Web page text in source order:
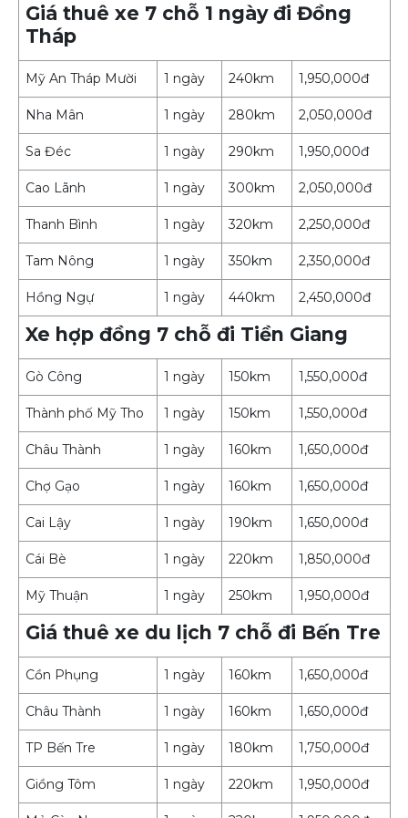
Giá thuê xe 7 chỗ 1 ngày đi Đồng
Tháp
Mỹ An Tháp Mười 1 ngày 240km 1,950,000đ
Nha Mân 1 ngày 280km 2,050,000đ
Sa Đéc 1 ngày 290km 1,950,000đ
Cao Lãnh 1 ngày 300km 2,050,000đ
Thanh Bình 1 ngày 320km 2,250,000đ
Tam Nông 1 ngày 350km 2,350,000đ
Hồng Ngự 1 ngày 440km 2,450,000đ
Xe hợp đồng 7 chỗ đi Tiền Giang
Gò Công 1 ngày 150km 1,550,000đ
Thành phố Mỹ Tho 1 ngày 150km 1,550,000đ
Châu Thành 1 ngày 160km 1,650,000đ
Chợ Gạo 1 ngày 160km 1,650,000đ
Cai Lậy 1 ngày 190km 1,650,000đ
Cái Bè 1 ngày 220km 1,850,000đ
Mỹ Thuận 1 ngày 250km 1,950,000đ
Giá thuê xe du lịch 7 chỗ đi Bến Tre
Cồn Phụng 1 ngày 160km 1,650,000đ
Châu Thành 1 ngày 160km 1,650,000đ
TP Bến Tre 1 ngày 180km 1,750,000đ
Giồng Tôm 1 ngày 220km 1,950,000đ